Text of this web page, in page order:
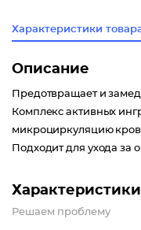
Характеристики
Описание
Предотвращает и
Комплекс активных
микроциркуляцию
Подходит для ухода
Характеристики
Решаем проблему